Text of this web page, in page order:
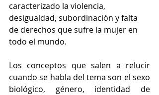
caracterizado la violencia,
desigualdad, subordinación y falta
de derechos que sufre la mujer en
todo el mundo.
Los conceptos que salen a relucir
cuando se habla del tema son el sexo
biológico, género, identidad de